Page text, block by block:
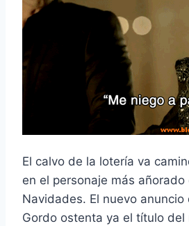
El calvo de la lotería va
en el personaje más
Navidades. El nuevo
Gordo ostenta ya el título